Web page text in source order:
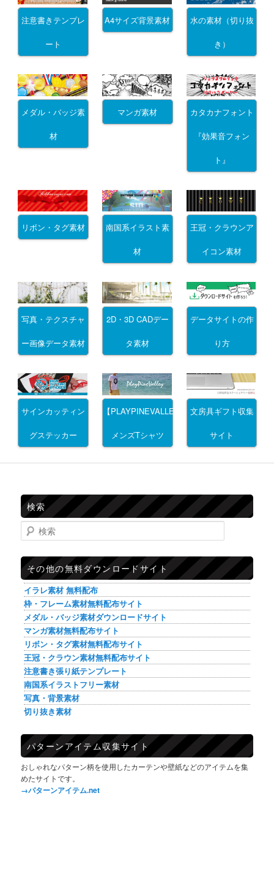
注意書きテンプレ
ート
A4サイズ背景素材 水の素材（切り抜
き）
メダル・バッジ素
材
マンガ素材 カタカナフォント
『効果音フォン
ト』
リボン・タグ素材 南国系イラスト素
材
王冠・クラウンア
イコン素材
写真・テクスチャ
ー画像データ素材
2D・3D CADデー
タ素材
データサイトの作
り方
サインカッティン
グステッカー
【PLAYPINEVALLEY】
メンズTシャツ
文房具ギフト収集
サイト
検索
検索
その他の無料ダウンロードサイト
イラレ素材 無料配布
枠・フレーム素材無料配布サイト
メダル・バッジ素材ダウンロードサイト
マンガ素材無料配布サイト
リボン・タグ素材無料配布サイト
王冠・クラウン素材無料配布サイト
注意書き張り紙テンプレート
南国系イラストフリー素材
写真・背景素材
切り抜き素材
パターンアイテム収集サイト
おしゃれなパターン柄を使用したカーテンや壁紙などのアイテムを集
めたサイトです。
→パターンアイテム.net